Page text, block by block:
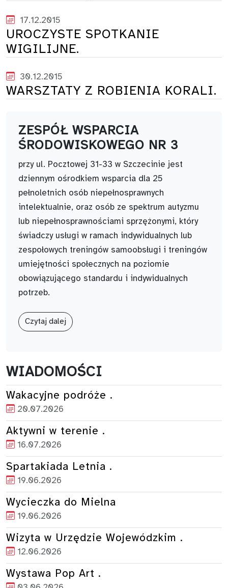
17.12.2015
UROCZYSTE SPOTKANIE
WIGILIJNE.
30.12.2015
WARSZTATY Z ROBIENIA KORALI.
ZESPÓŁ WSPARCIA
ŚRODOWISKOWEGO NR 3
przy ul. Pocztowej 31-33 w Szczecinie jest
dziennym ośrodkiem wsparcia dla 25
pełnoletnich osób niepełnosprawnych
intelektualnie, oraz osób ze spektrum autyzmu
lub niepełnosprawnościami sprzężonymi, który
świadczy usługi w ramach indywidualnych lub
zespołowych treningów samoobsługi i treningów
umiejętności społecznych na poziomie
obowiązującego standardu i indywidualnych
potrzeb.
Czytaj dalej
WIADOMOŚCI
Wakacyjne podróże .
20.07.2026
Aktywni w terenie .
16.07.2026
Spartakiada Letnia .
19.06.2026
Wycieczka do Mielna
19.06.2026
Wizyta w Urzędzie Wojewódzkim .
12.06.2026
Wystawa Pop Art .